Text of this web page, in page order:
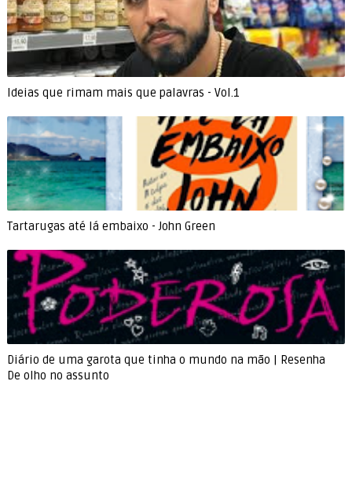
Ideias que rimam mais que palavras - Vol.1
Tartarugas até lá embaixo - John Green
Diário de uma garota que tinha o mundo na mão | Resenha
De olho no assunto